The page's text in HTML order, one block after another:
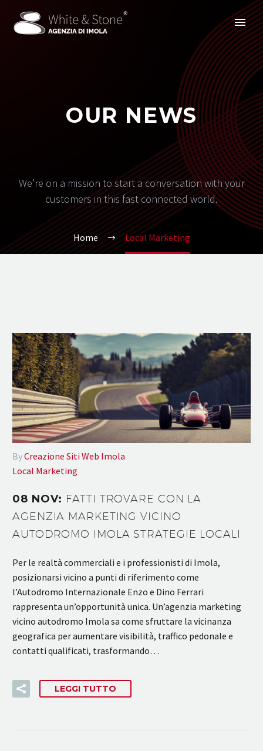
OUR NEWS
We’re on a mission to start a conversation with your
customers in this fast connected world.
Home Local Marketing
ByCreazione Siti Web Imola
Local Marketing
08 NOV: FATTI TROVARE CON LA
AGENZIA MARKETING VICINO
AUTODROMO IMOLA STRATEGIE LOCALI
Per le realtà commerciali e i professionisti di Imola,
posizionarsi vicino a punti di riferimento come
l’Autodromo Internazionale Enzo e Dino Ferrari
rappresenta un’opportunità unica. Un’agenzia marketing
vicino autodromo Imola sa come sfruttare la vicinanza
geografica per aumentare visibilità, traffico pedonale e
contatti qualificati, trasformando…
LEGGI TUTTO